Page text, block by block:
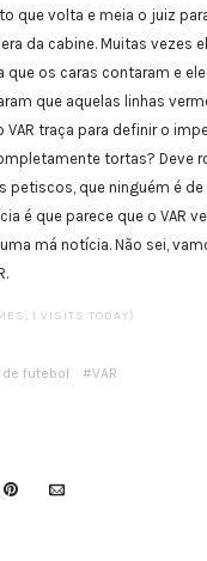
que volta e meia o juiz
da cabine. Muitas vezes
que os caras contaram e ele
que aquelas linhas
VAR traça para definir o
tortas? Deve
petiscos, que ninguém é de
é que parece que o VAR
má notícia. Não sei,
1 VISITS TODAY)
de futebol VAR